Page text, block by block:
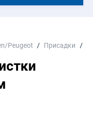
Peugeot Присадки